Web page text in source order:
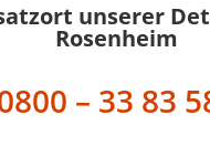
unserer
Rosenheim
– 33 83